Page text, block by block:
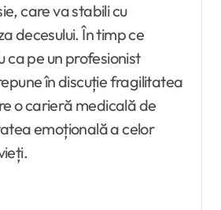
care va stabili cu
decesului. În timp ce
ca pe un profesionist
în discuție fragilitatea
o carieră medicală de
emoțională a celor